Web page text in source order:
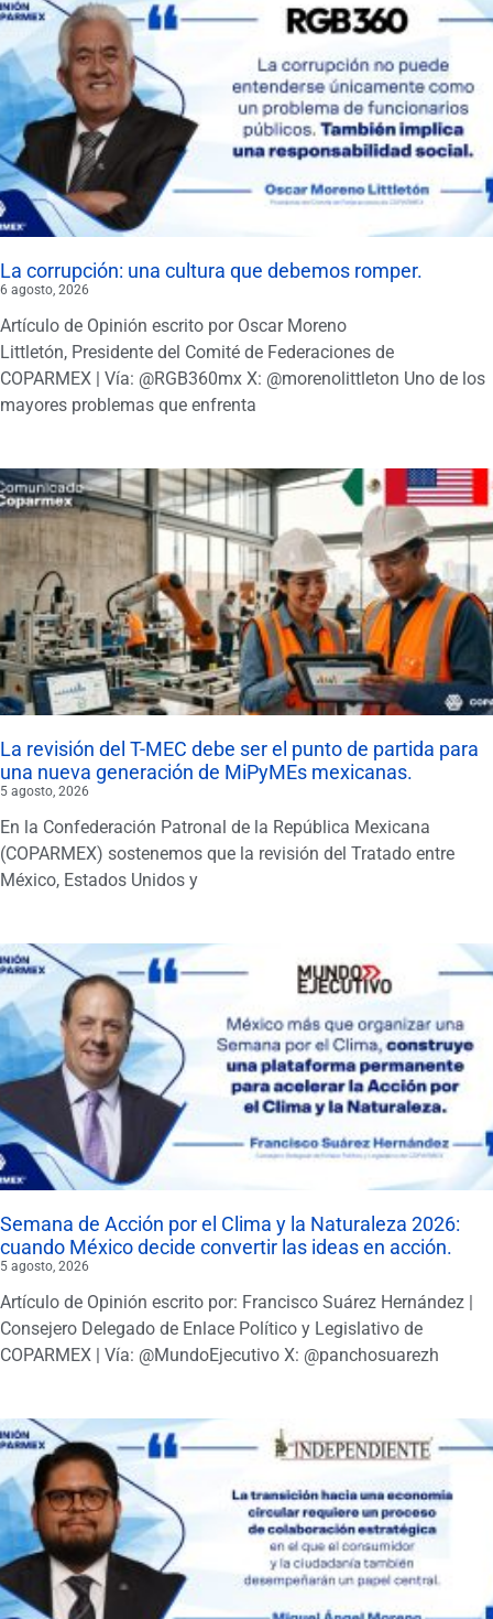
La corrupción: una cultura que debemos romper.
6 agosto, 2026
Artículo de Opinión escrito por Oscar Moreno
Littletón, Presidente del Comité de Federaciones de
COPARMEX | Vía: @RGB360mx X: @morenolittleton Uno de los
mayores problemas que enfrenta
La revisión del T-MEC debe ser el punto de partida para
una nueva generación de MiPyMEs mexicanas.
5 agosto, 2026
En la Confederación Patronal de la República Mexicana
(COPARMEX) sostenemos que la revisión del Tratado entre
México, Estados Unidos y
Semana de Acción por el Clima y la Naturaleza 2026:
cuando México decide convertir las ideas en acción.
5 agosto, 2026
Artículo de Opinión escrito por: Francisco Suárez Hernández |
Consejero Delegado de Enlace Político y Legislativo de
COPARMEX | Vía: @MundoEjecutivo X: @panchosuarezh